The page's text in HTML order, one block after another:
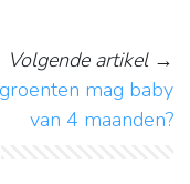
Volgende artikel→
mag baby
van 4 maanden?